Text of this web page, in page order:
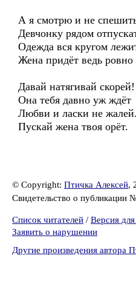
А я смотрю и не
Девчонку рядом
Одежда вся кругом
Жена придёт ведь ровно
Давай натягивай скорей!
Она тебя давно уж ждёт
Любви и ласки не жалей.
Пускай жена твоя орёт.
© Copyright: Птичка Алексей,
Свидетельство о публикации
Список читателей / Версия
Заявить о нарушении
Другие произведения автора